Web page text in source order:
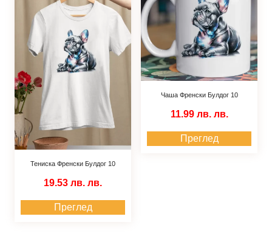
Тениска Френски Булдог 10
19.53 лв. лв.
Преглед
Чаша Френски Булдог 10
11.99 лв. лв.
Преглед